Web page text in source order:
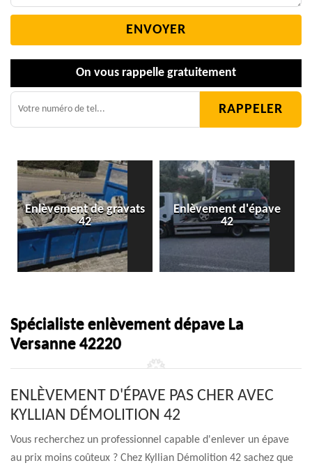
On vous rappelle gratuitement
Enlèvement de gravats
42
Enlèvement d'épave
42
Spécialiste enlèvement dépave La
Versanne 42220
ENLÈVEMENT D'ÉPAVE PAS CHER AVEC
KYLLIAN DÉMOLITION 42
Vous recherchez un professionnel capable d'enlever un épave
au prix moins coûteux ? Chez Kyllian Démolition 42 sachez que